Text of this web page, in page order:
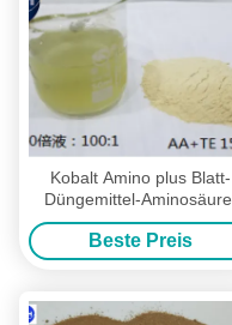
Kobalt Amino plus Blatt-
Düngemittel-Aminosäure-
Chelate für das Blatt-
Sprühen
Beste Preis